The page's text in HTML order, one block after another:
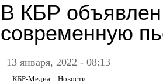
В КБР
современную
13 января, 2022 - 08:13
КБР-Медиа Новости